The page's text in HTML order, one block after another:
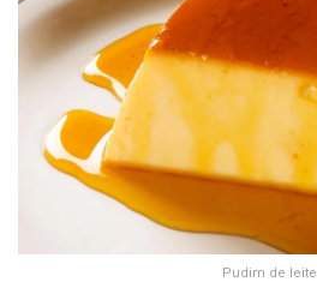
Pudim de leite